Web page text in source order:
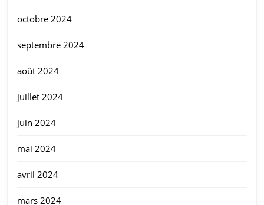
octobre 2024
septembre 2024
août 2024
juillet 2024
juin 2024
mai 2024
avril 2024
mars 2024